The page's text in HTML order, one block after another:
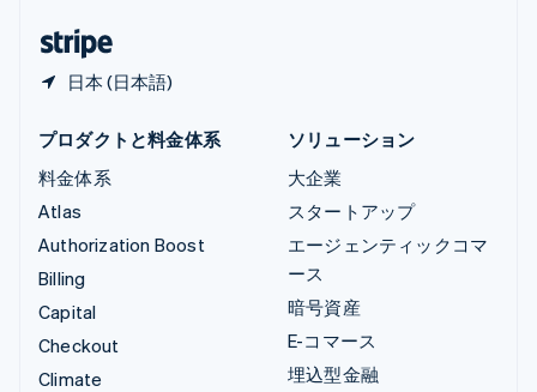
日本 (日本語)
プロダクトと料金体系
料金体系
Atlas
Authorization Boost
Billing
Capital
Checkout
Climate
ソリューション
大企業
スタートアップ
エージェンティックコマ
ース
暗号資産
E-コマース
埋込型金融